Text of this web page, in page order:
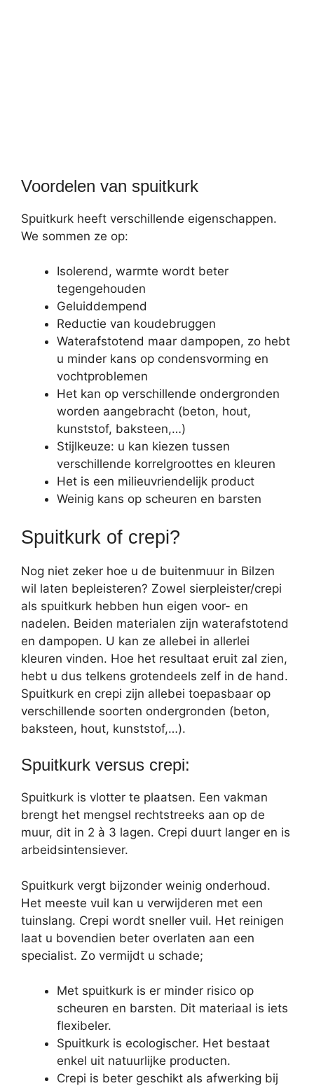
Voordelen van spuitkurk
Spuitkurk heeft verschillende eigenschappen.
We sommen ze op:
Isolerend, warmte wordt beter
tegengehouden
Geluiddempend
Reductie van koudebruggen
Waterafstotend maar dampopen, zo hebt
u minder kans op condensvorming en
vochtproblemen
Het kan op verschillende ondergronden
worden aangebracht (beton, hout,
kunststof, baksteen,…)
Stijlkeuze: u kan kiezen tussen
verschillende korrelgroottes en kleuren
Het is een milieuvriendelijk product
Weinig kans op scheuren en barsten
Spuitkurk of crepi?
Nog niet zeker hoe u de buitenmuur in Bilzen
wil laten bepleisteren? Zowel sierpleister/crepi
als spuitkurk hebben hun eigen voor- en
nadelen. Beiden materialen zijn waterafstotend
en dampopen. U kan ze allebei in allerlei
kleuren vinden. Hoe het resultaat eruit zal zien,
hebt u dus telkens grotendeels zelf in de hand.
Spuitkurk en crepi zijn allebei toepasbaar op
verschillende soorten ondergronden (beton,
baksteen, hout, kunststof,…).
Spuitkurk versus crepi:
Spuitkurk is vlotter te plaatsen. Een vakman
brengt het mengsel rechtstreeks aan op de
muur, dit in 2 à 3 lagen. Crepi duurt langer en is
arbeidsintensiever.
Spuitkurk vergt bijzonder weinig onderhoud.
Het meeste vuil kan u verwijderen met een
tuinslang. Crepi wordt sneller vuil. Het reinigen
laat u bovendien beter overlaten aan een
specialist. Zo vermijdt u schade;
Met spuitkurk is er minder risico op
scheuren en barsten. Dit materiaal is iets
flexibeler.
Spuitkurk is ecologischer. Het bestaat
enkel uit natuurlijke producten.
Crepi is beter geschikt als afwerking bij